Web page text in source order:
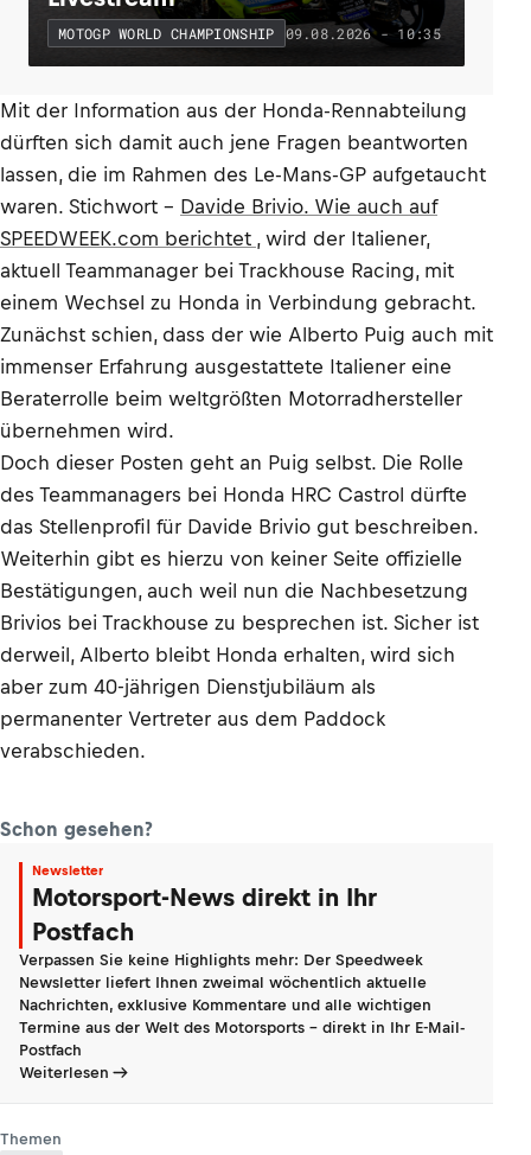
MOTOGP WORLD CHAMPIONSHIP 09.08.2026 - 10:35
Mit der Information aus der Honda-Rennabteilung
dürften sich damit auch jene Fragen beantworten
lassen, die im Rahmen des Le-Mans-GP aufgetaucht
waren. Stichwort – Davide Brivio. Wie auch auf
SPEEDWEEK.com berichtet , wird der Italiener,
aktuell Teammanager bei Trackhouse Racing, mit
einem Wechsel zu Honda in Verbindung gebracht.
Zunächst schien, dass der wie Alberto Puig auch mit
immenser Erfahrung ausgestattete Italiener eine
Beraterrolle beim weltgrößten Motorradhersteller
übernehmen wird.
Doch dieser Posten geht an Puig selbst. Die Rolle
des Teammanagers bei Honda HRC Castrol dürfte
das Stellenprofil für Davide Brivio gut beschreiben.
Weiterhin gibt es hierzu von keiner Seite offizielle
Bestätigungen, auch weil nun die Nachbesetzung
Brivios bei Trackhouse zu besprechen ist. Sicher ist
derweil, Alberto bleibt Honda erhalten, wird sich
aber zum 40-jährigen Dienstjubiläum als
permanenter Vertreter aus dem Paddock
verabschieden.
Schon gesehen?
Newsletter
Motorsport-News direkt in Ihr
Postfach
Verpassen Sie keine Highlights mehr: Der Speedweek
Newsletter liefert Ihnen zweimal wöchentlich aktuelle
Nachrichten, exklusive Kommentare und alle wichtigen
Termine aus der Welt des Motorsports - direkt in Ihr E-Mail-
Postfach
Weiterlesen
Themen